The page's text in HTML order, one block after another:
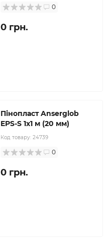
0
0 грн.
Пінопласт Anserglob
EPS-S 1x1 м (20 мм)
Код товару: 24739
0
0 грн.